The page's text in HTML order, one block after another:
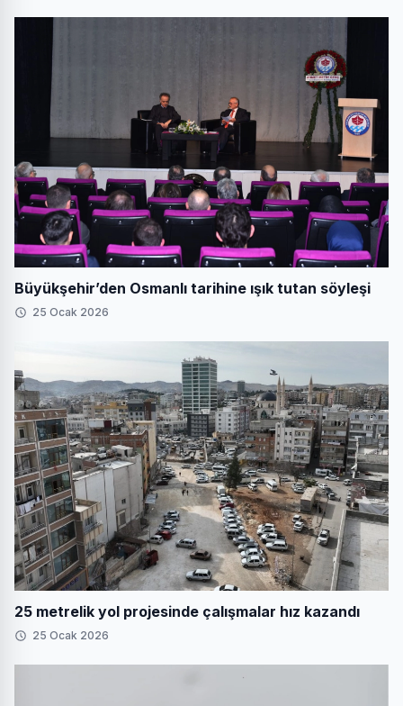
Büyükşehir’den Osmanlı tarihine ışık tutan söyleşi
25 Ocak 2026
25 metrelik yol projesinde çalışmalar hız kazandı
25 Ocak 2026